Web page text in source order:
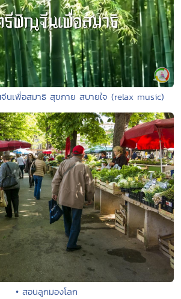
นเพื่อสมาธิ สุขกาย สบายใจ (relax music)
• สอนลูกมองโลก